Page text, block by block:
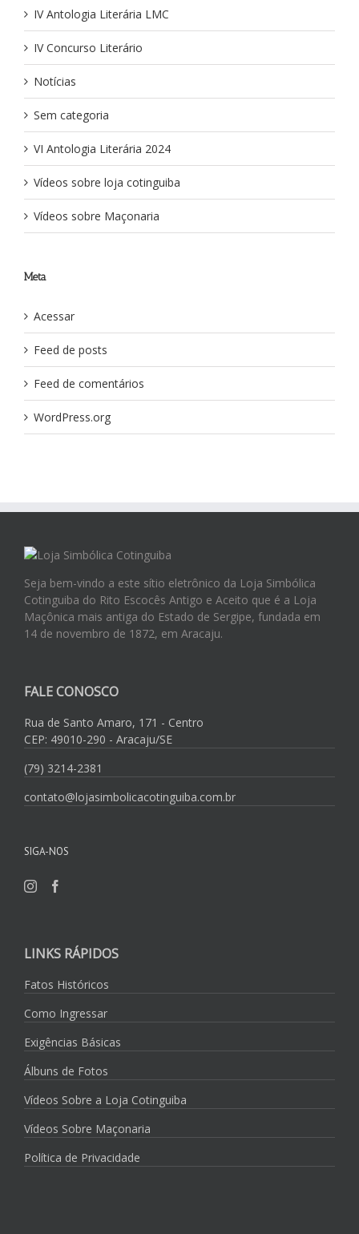
IV Antologia Literária LMC
IV Concurso Literário
Notícias
Sem categoria
VI Antologia Literária 2024
Vídeos sobre loja cotinguiba
Vídeos sobre Maçonaria
Meta
Acessar
Feed de posts
Feed de comentários
WordPress.org
Seja bem-vindo a este sítio eletrônico da Loja Simbólica
Cotinguiba do Rito Escocês Antigo e Aceito que é a Loja
Maçônica mais antiga do Estado de Sergipe, fundada em
14 de novembro de 1872, em Aracaju.
FALE CONOSCO
Rua de Santo Amaro, 171 - Centro
CEP: 49010-290 - Aracaju/SE
(79) 3214-2381
contato@lojasimbolicacotinguiba.com.br
SIGA-NOS
LINKS RÁPIDOS
Fatos Históricos
Como Ingressar
Exigências Básicas
Álbuns de Fotos
Vídeos Sobre a Loja Cotinguiba
Vídeos Sobre Maçonaria
Política de Privacidade